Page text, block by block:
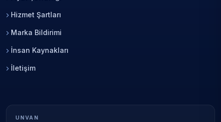
Hizmet Şartları
Marka Bildirimi
İnsan Kaynakları
İletişim
UNVAN